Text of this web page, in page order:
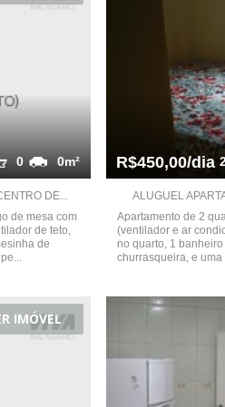
0m²
0
DE...
de mesa com
de teto,
de
R$450,00/dia
ALUGUEL
Apartamento de 2
(ventilador e ar
no quarto, 1
churrasqueira, e
IMÓVEL